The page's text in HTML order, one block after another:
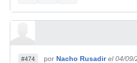
#474 por Nacho Rusadir el 04/09/